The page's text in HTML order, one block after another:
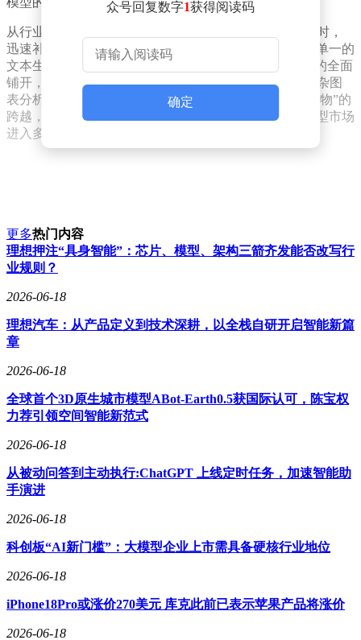
从行业视角来看，DeepSeek在保持极高算力性价比的同时，
迅速补齐多模态短板，反映出国产大模型竞争重心正从单一的
文本生成转向全感官的“视觉语言耦合”。随着识图功能的全面
铺开，DeepSeek有望在自动化办公、工业视觉理解及复杂图
表分析等垂直领域释放更大生产力。这种从“读字”到“识物”的
跨越，不仅提升了产品的交互边界，也将加速国内大模型市场
进入多模态能力普惠的新阶段。
众号回复数字1获得阅读码
确定
更多热门内容
理想押注“具身智能”：芯片、模型、架构三箭齐发能否改写行
业规则？
2026-06-18
理想汽车：从产品定义到技术深耕，以全栈自研开启智能新篇
章
2026-06-18
全球首个3D原生城市模型ABot-Earth0.5获国际认可，陈宝权
力荐引领空间智能新范式
2026-06-18
从被动问答到主动执行:ChatGPT 上线定时任务，加速智能助
手演进
2026-06-18
科创板“AI新门槛”：大模型企业上市需具备硬核行业地位
2026-06-18
iPhone18Pro或涨价270美元 库克此前已表示苹果产品将涨价
2026-06-18